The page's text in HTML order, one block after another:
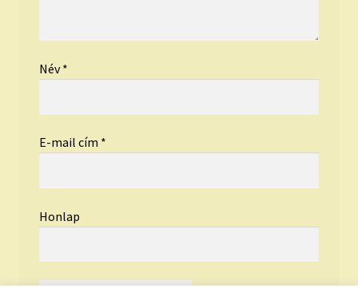
Név*
E-mail cím *
Honlap